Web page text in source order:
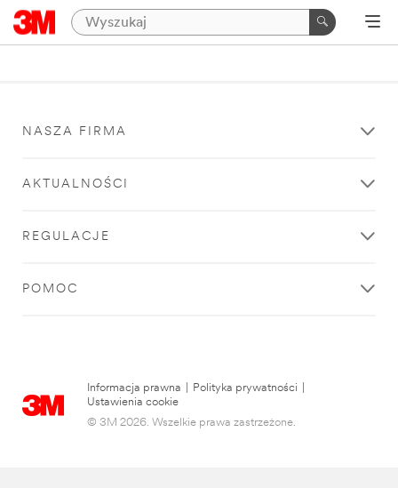
NASZA FIRMA
AKTUALNOŚCI
REGULACJE
POMOC
Informacja prawna Polityka prywatności
Ustawienia cookie
© 3M 2026. Wszelkie prawa zastrzeżone.